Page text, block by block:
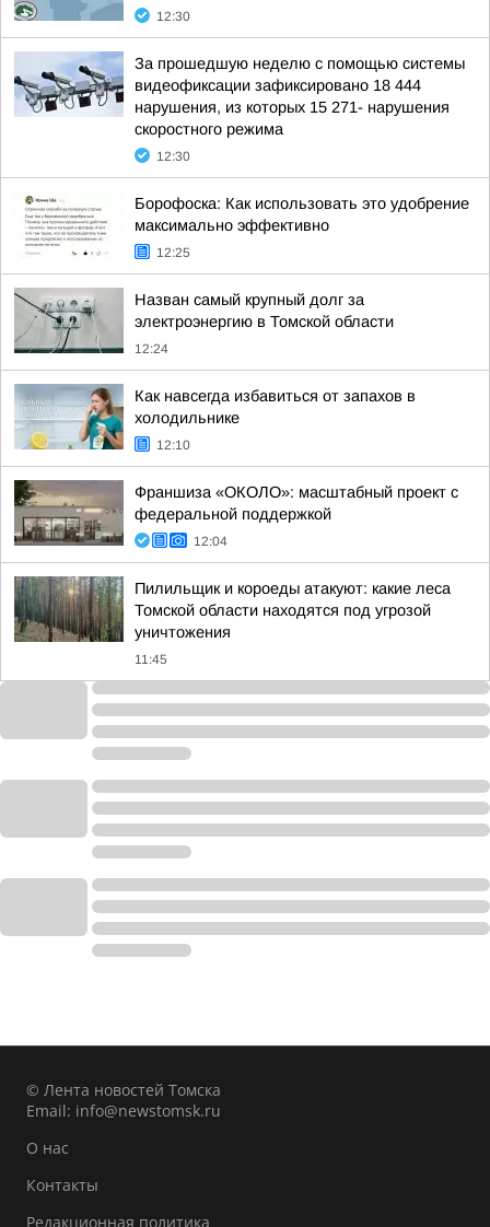
12:30
За прошедшую неделю с помощью системы
видеофиксации зафиксировано 18 444
нарушения, из которых 15 271- нарушения
скоростного режима
12:30
Борофоска: Как использовать это удобрение
максимально эффективно
12:25
Назван самый крупный долг за
электроэнергию в Томской области
12:24
Как навсегда избавиться от запахов в
холодильнике
12:10
Франшиза «ОКОЛО»: масштабный проект с
федеральной поддержкой
12:04
Пилильщик и короеды атакуют: какие леса
Томской области находятся под угрозой
уничтожения
11:45
© Лента новостей Томска
Email: info@newstomsk.ru
О нас
Контакты
Редакционная политика